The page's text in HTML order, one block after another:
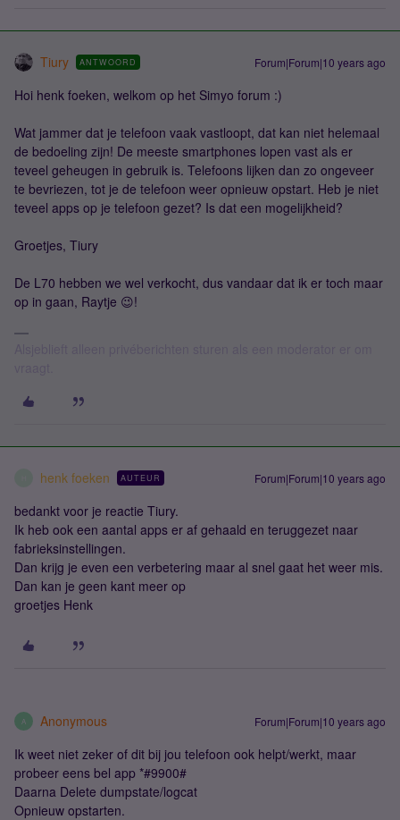
Tiury ANTWOORD Forum|Forum|10 years ago
Hoi henk foeken, welkom op het Simyo forum :)
Wat jammer dat je telefoon vaak vastloopt, dat kan niet helemaal
de bedoeling zijn! De meeste smartphones lopen vast als er
teveel geheugen in gebruik is. Telefoons lijken dan zo ongeveer
te bevriezen, tot je de telefoon weer opnieuw opstart. Heb je niet
teveel apps op je telefoon gezet? Is dat een mogelijkheid?
Groetjes, Tiury
De L70 hebben we wel verkocht, dus vandaar dat ik er toch maar
op in gaan, Raytje 😉!
henk foeken AUTEUR Forum|Forum|10 years ago
bedankt voor je reactie Tiury.
Ik heb ook een aantal apps er af gehaald en teruggezet naar
fabrieksinstellingen.
Dan krijg je even een verbetering maar al snel gaat het weer mis.
Dan kan je geen kant meer op
groetjes Henk
A Anonymous Forum|Forum|10 years ago
Ik weet niet zeker of dit bij jou telefoon ook helpt/werkt, maar
probeer eens bel app *#9900#
Daarna Delete dumpstate/logcat
Opnieuw opstarten.